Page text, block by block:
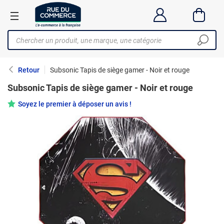
Retour Subsonic Tapis de siège gamer - Noir et rouge
Subsonic Tapis de siège gamer - Noir et rouge
Soyez le premier à déposer un avis !